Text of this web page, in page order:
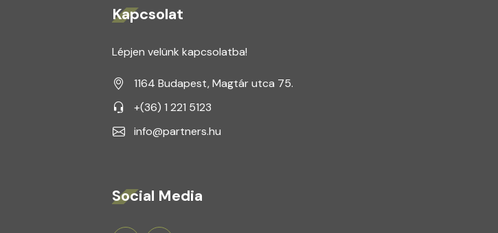
Kapcsolat
Lépjen velünk kapcsolatba!
1164 Budapest, Magtár utca 75.
+(36) 1 221 5123
info@partners.hu
Social Media